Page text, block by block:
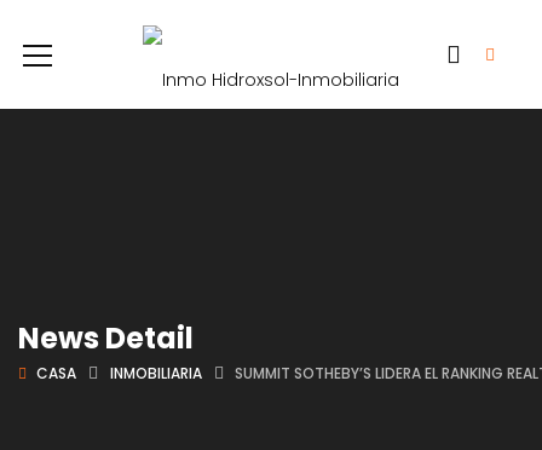
News Detail
CASA INMOBILIARIA SUMMIT SOTHEBY’S LIDERA EL RANKING